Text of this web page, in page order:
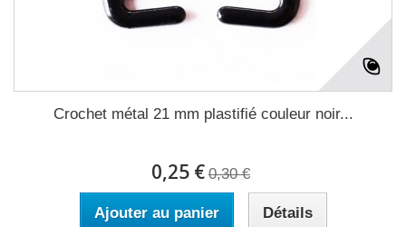
Crochet métal 21 mm plastifié couleur noir...
0,25 € 0,30 €
Ajouter au panier Détails